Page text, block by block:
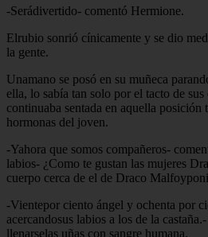
-Serádivertido- comentó Hermione.
Elrubio sonrió cínicamente y se dio
la gente.
Unamano se posó en su muñeca
ella, lo sabía tan solo por el tacto de
continuaba sentada en aquella posición
hormonas del joven.
-Yahora que somos compañeros-
labios- ¿Como te gustan las mujeres
cuerpo cerca de el de Draco
-Vientepor ciento ángel y ochenta por
acercandosus labios a los de la
llenarselas uñas con sangre humana.